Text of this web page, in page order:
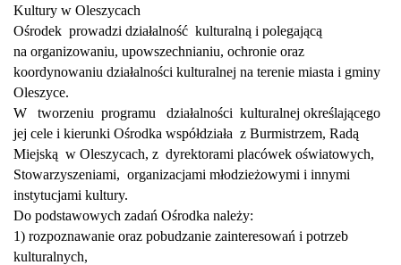
Kultury w Oleszycach
Ośrodek prowadzi działalność kulturalną i polegającą
na organizowaniu, upowszechnianiu, ochronie oraz
koordynowaniu działalności kulturalnej na terenie miasta i gminy
Oleszyce.
W tworzeniu programu działalności kulturalnej określającego
jej cele i kierunki Ośrodka współdziała z Burmistrzem, Radą
Miejską w Oleszycach, z dyrektorami placówek oświatowych,
Stowarzyszeniami, organizacjami młodzieżowymi i innymi
instytucjami kultury.
Do podstawowych zadań Ośrodka należy:
1) rozpoznawanie oraz pobudzanie zainteresowań i potrzeb
kulturalnych,